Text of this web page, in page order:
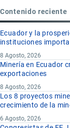
Contenido reciente
Ecuador y la
instituciones
8 Agosto, 2026
Minería en Ecuador
exportaciones
8 Agosto, 2026
Los 8 proyectos
crecimiento de la
6 Agosto, 2026